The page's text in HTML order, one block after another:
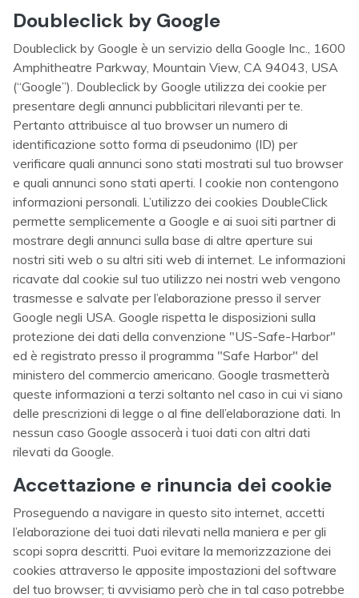
Doubleclick by Google
Doubleclick by Google è un servizio della Google Inc., 1600
Amphitheatre Parkway, Mountain View, CA 94043, USA
(“Google”). Doubleclick by Google utilizza dei cookie per
presentare degli annunci pubblicitari rilevanti per te.
Pertanto attribuisce al tuo browser un numero di
identificazione sotto forma di pseudonimo (ID) per
verificare quali annunci sono stati mostrati sul tuo browser
e quali annunci sono stati aperti. I cookie non contengono
informazioni personali. L’utilizzo dei cookies DoubleClick
permette semplicemente a Google e ai suoi siti partner di
mostrare degli annunci sulla base di altre aperture sui
nostri siti web o su altri siti web di internet. Le informazioni
ricavate dal cookie sul tuo utilizzo nei nostri web vengono
trasmesse e salvate per l’elaborazione presso il server
Google negli USA. Google rispetta le disposizioni sulla
protezione dei dati della convenzione "US-Safe-Harbor"
ed è registrato presso il programma "Safe Harbor" del
ministero del commercio americano. Google trasmetterà
queste informazioni a terzi soltanto nel caso in cui vi siano
delle prescrizioni di legge o al fine dell’elaborazione dati. In
nessun caso Google assocerà i tuoi dati con altri dati
rilevati da Google.
Accettazione e rinuncia dei cookie
Proseguendo a navigare in questo sito internet, accetti
l’elaborazione dei tuoi dati rilevati nella maniera e per gli
scopi sopra descritti. Puoi evitare la memorizzazione dei
cookies attraverso le apposite impostazioni del software
del tuo browser; ti avvisiamo però che in tal caso potrebbe